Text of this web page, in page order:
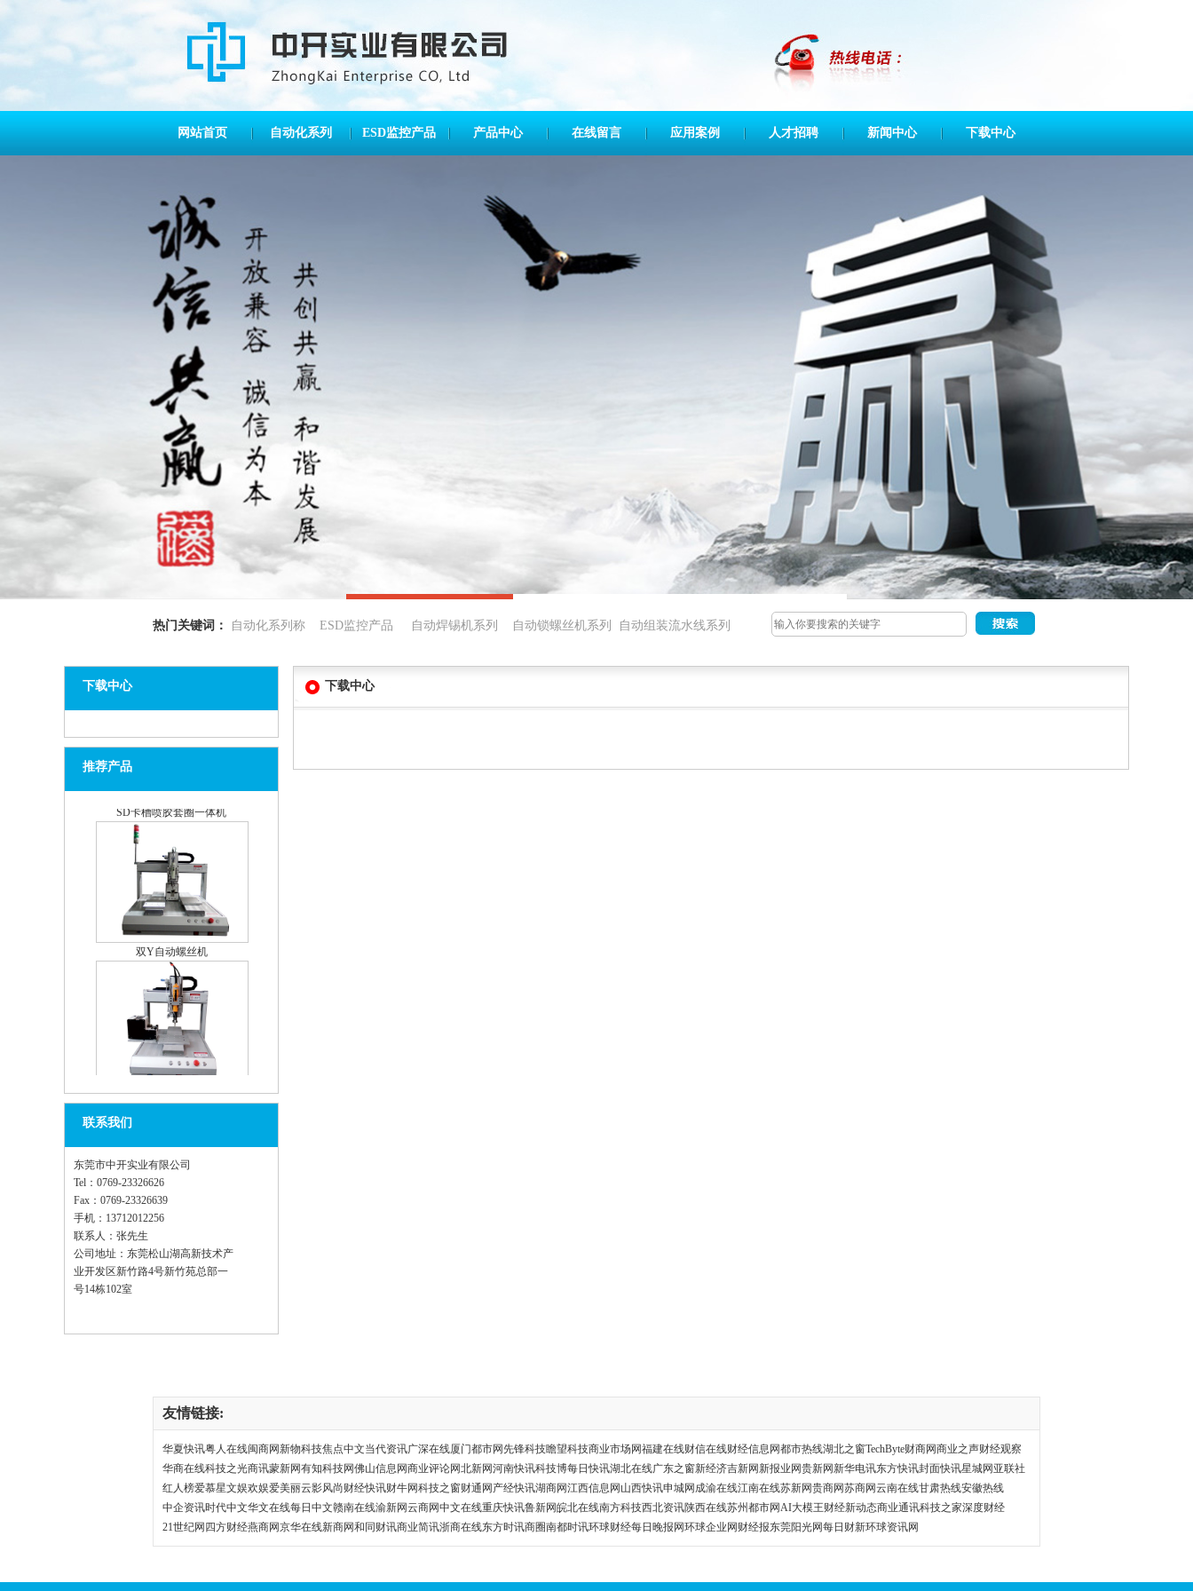
网站首页 自动化系列 ESD监控产品 产品中心 在线留言 应用案例 人才招聘 新闻中心 下载中心
热门关键词： 自动化系列称 ESD监控产品 自动焊锡机系列 自动锁螺丝机系列 自动组装流水线系列
下载中心
推荐产品
SD卡槽喷胶套圈一体机
双Y自动螺丝机
单Y自动螺丝机
HW-375VC自动剖锡机
HW-180大功率无铅恒温焊臺
联系我们
东莞市中开实业有限公司
Tel：0769-23326626
Fax：0769-23326639
手机：13712012256
联系人：张先生
公司地址：东莞松山湖高新技术产
业开发区新竹路4号新竹苑总部一
号14栋102室
下载中心
友情链接:
华夏快讯粤人在线闽商网新物科技焦点中文当代资讯广深在线厦门都市网 先锋科技瞻望科技商业市场网福建在线财信在线财经信息网都市热线湖北之窗TechByte财商网商业之声财经观察
华商在线科技之光商讯蒙新网有知科技网佛山信息网商业评论网北新网河南快讯科技博每日快讯湖北在线广东之窗新经济吉新网新报业网贵新网新华电讯东方快讯封面快讯星城网 亚联社
红人榜爱慕星文娱欢娱爱美丽云影风尚财经快讯财牛网科技之窗财通网 产经快讯湖商网江西信息网 山西快讯申城网 成渝在线江南在线苏新网贵商网苏商网云南在线甘肃热线安徽热线
中企资讯时代中文华文在线每日中文赣南在线渝新网云商网中文在线重庆快讯鲁新网皖北在线南方科技西北资讯陕西在线苏州都市网AI大模王财经新动态商业通讯科技之家深度财经
21世纪网 四方财经燕商网京华在线新商网和同财讯商业简讯浙商在线东方时讯商圈南都时讯环球财经每日晚报网环球企业网 财经报东莞阳光网每日财新环球资讯网